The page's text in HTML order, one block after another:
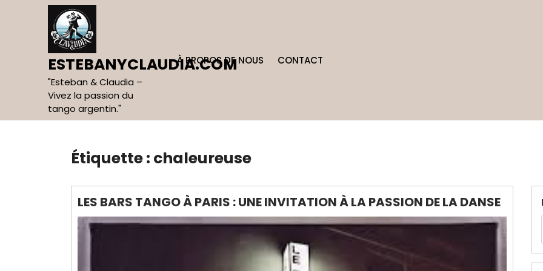
ESTEBANYCLAUDIA.COM
"Esteban & Claudia –
Vivez la passion du
tango argentin."
À PROPOS DE NOUS CONTACT
Étiquette : chaleureuse
LES BARS TANGO À PARIS : UNE INVITATION À LA PASSION DE LA DANSE